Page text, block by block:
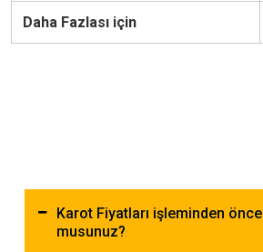
Daha Fazlası için
Karot Fiyatları işleminden
musunuz?